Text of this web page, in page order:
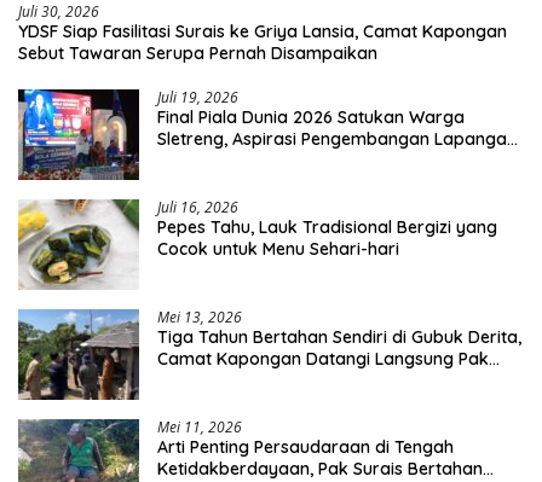
Juli 30, 2026
YDSF Siap Fasilitasi Surais ke Griya Lansia, Camat Kapongan
Sebut Tawaran Serupa Pernah Disampaikan
Juli 19, 2026
Final Piala Dunia 2026 Satukan Warga
Sletreng, Aspirasi Pengembangan Lapangan
Juli 16, 2026
Pepes Tahu, Lauk Tradisional Bergizi yang
Cocok untuk Menu Sehari-hari
Mei 13, 2026
Tiga Tahun Bertahan Sendiri di Gubuk Derita,
Camat Kapongan Datangi Langsung Pak
Mei 11, 2026
Arti Penting Persaudaraan di Tengah
Ketidakberdayaan, Pak Surais Bertahan